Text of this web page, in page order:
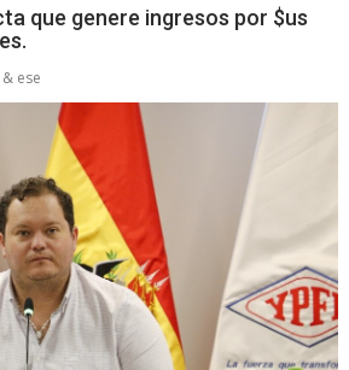
que genere ingresos por $us
ese